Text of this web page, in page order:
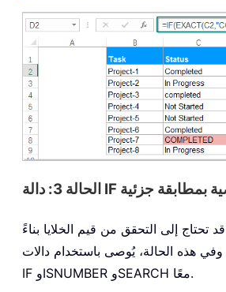
تحتاج إلى التحقق من قيم الخلايا بناءً
هذه الحالة، يُوصى باستخدام دالات
IF وISNUMBER وSEARCH معًا.